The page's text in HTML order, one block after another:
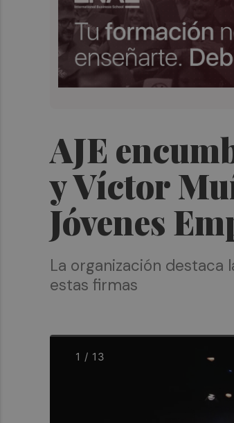
AJE
y Víctor
Jóvenes
La organización destaca
estas firmas
1 / 13